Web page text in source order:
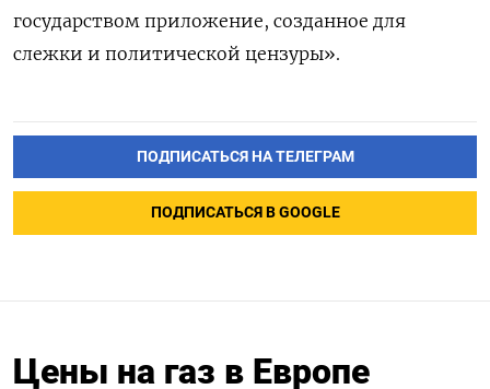
государством приложение, созданное для
слежки и политической цензуры».
ПОДПИСАТЬСЯ НА ТЕЛЕГРАМ
ПОДПИСАТЬСЯ В GOOGLE
Цены на газ в Европе